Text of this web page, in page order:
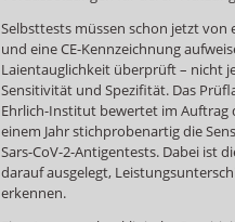
Selbsttests müssen schon jetzt von
und eine CE-Kennzeichnung
Laientauglichkeit überprüft – nicht
Sensitivität und Spezifität. Das
Ehrlich-Institut bewertet im Auftrag
einem Jahr stichprobenartig die
Sars-CoV-2-Antigentests. Dabei ist
darauf ausgelegt,
erkennen.